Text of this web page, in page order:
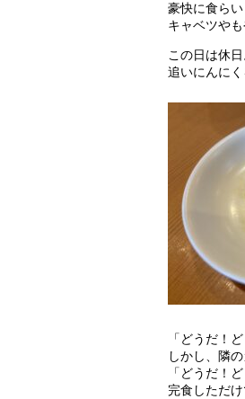
豪快に食らい
キャベツや
この日は休日
追いにんにく
「どうだ！
しかし、隣
「どうだ！
完食しただ